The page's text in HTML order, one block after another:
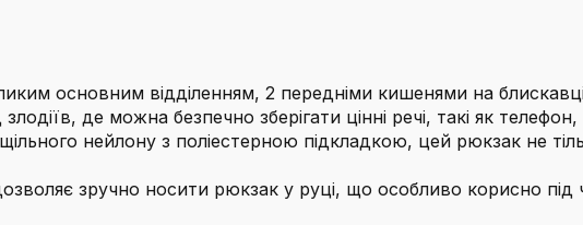
основним відділенням, 2 передніми кишенями на
де можна безпечно зберігати цінні речі, такі як
нейлону з поліестерною підкладкою, цей рюкзак не
зручно носити рюкзак у руці, що особливо корисно під